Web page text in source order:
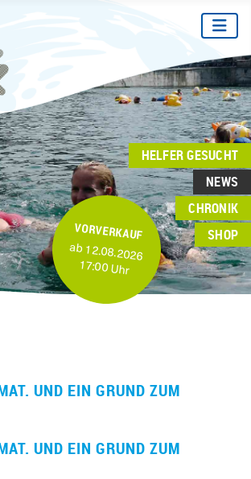
HELFER GESUCHT
NEWS
CHRONIK
SHOP
VORVERKAUF
ab 12.08.2026
17:00 Uhr
UND EIN GRUND ZUM
UND EIN GRUND ZUM